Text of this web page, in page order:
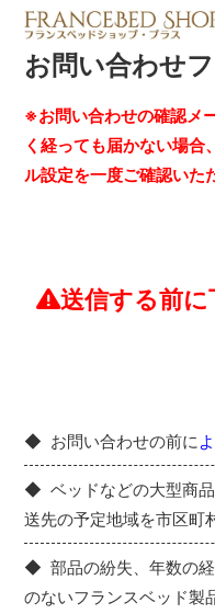
お問い合わせ
※お問い合わせの確認メ
く経っても届かない場
ル設定を一度ご確認いた
送信する前
お問い合わせの前に
ベッドなどの大型商
送先の予定地域を市区町
部品の紛失、年数の
のないフランスベッド製